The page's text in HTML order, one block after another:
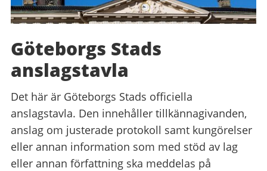
Göteborgs Stads
anslagstavla
Det här är Göteborgs Stads officiella
anslagstavla. Den innehåller tillkännagivanden,
anslag om justerade protokoll samt kungörelser
eller annan information som med stöd av lag
eller annan författning ska meddelas på